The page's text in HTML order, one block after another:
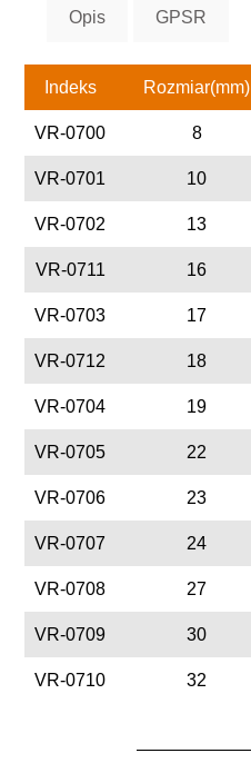
Opis GPSR
Indeks Rozmiar(mm)
VR-0700 8
VR-0701 10
VR-0702 13
VR-0711 16
VR-0703 17
VR-0712 18
VR-0704 19
VR-0705 22
VR-0706 23
VR-0707 24
VR-0708 27
VR-0709 30
VR-0710 32